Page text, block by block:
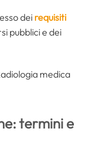
dei requisiti
pubblici e dei
medica
termini e